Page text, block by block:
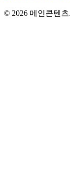
© 2026 메인콘텐츠